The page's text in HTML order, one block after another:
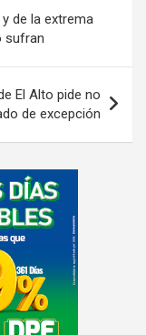
de la extrema
sufran
El Alto pide no
de excepción